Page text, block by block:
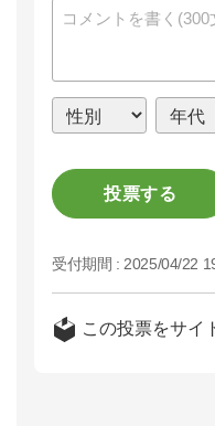
投票する
受付期間 : 2025/04/22
この投票をサイ